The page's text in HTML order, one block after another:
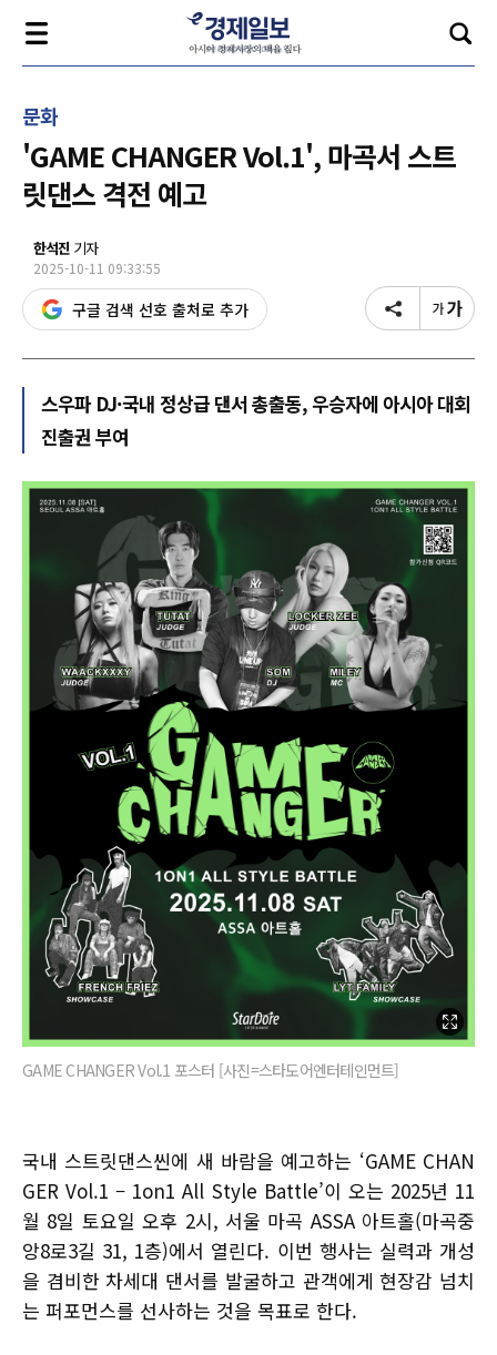
문화
'GAME CHANGER Vol.1', 마곡서 스트
릿댄스 격전 예고
한석진 기자
2025-10-11 09:33:55
구글 검색 선호 출처로 추가
스우파 DJ·국내 정상급 댄서 총출동, 우승자에 아시아 대회
진출권 부여
GAME CHANGER Vol.1 포스터 [사진=스타도어엔터테인먼트]
국내 스트릿댄스씬에 새 바람을 예고하는 ‘GAME CHAN
GER Vol.1 – 1on1 All Style Battle’이 오는 2025년 11
월 8일 토요일 오후 2시, 서울 마곡 ASSA 아트홀(마곡중
앙8로3길 31, 1층)에서 열린다. 이번 행사는 실력과 개성
을 겸비한 차세대 댄서를 발굴하고 관객에게 현장감 넘치
는 퍼포먼스를 선사하는 것을 목표로 한다.